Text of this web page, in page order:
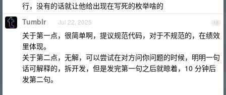
行，没有的话就让他给出现在写死的枚举啥的
18
Tumblr Jul 22, 2025
关于第一点，很简单啊，提议规范代码，对于不规范的，在绩效
里体现。
关于第二点，无解，可以尝试在对方问你问题的时候，明明一句
话可解释的，拆开发，但是发完第一句之后就晾着，10 分钟后
发第二句。